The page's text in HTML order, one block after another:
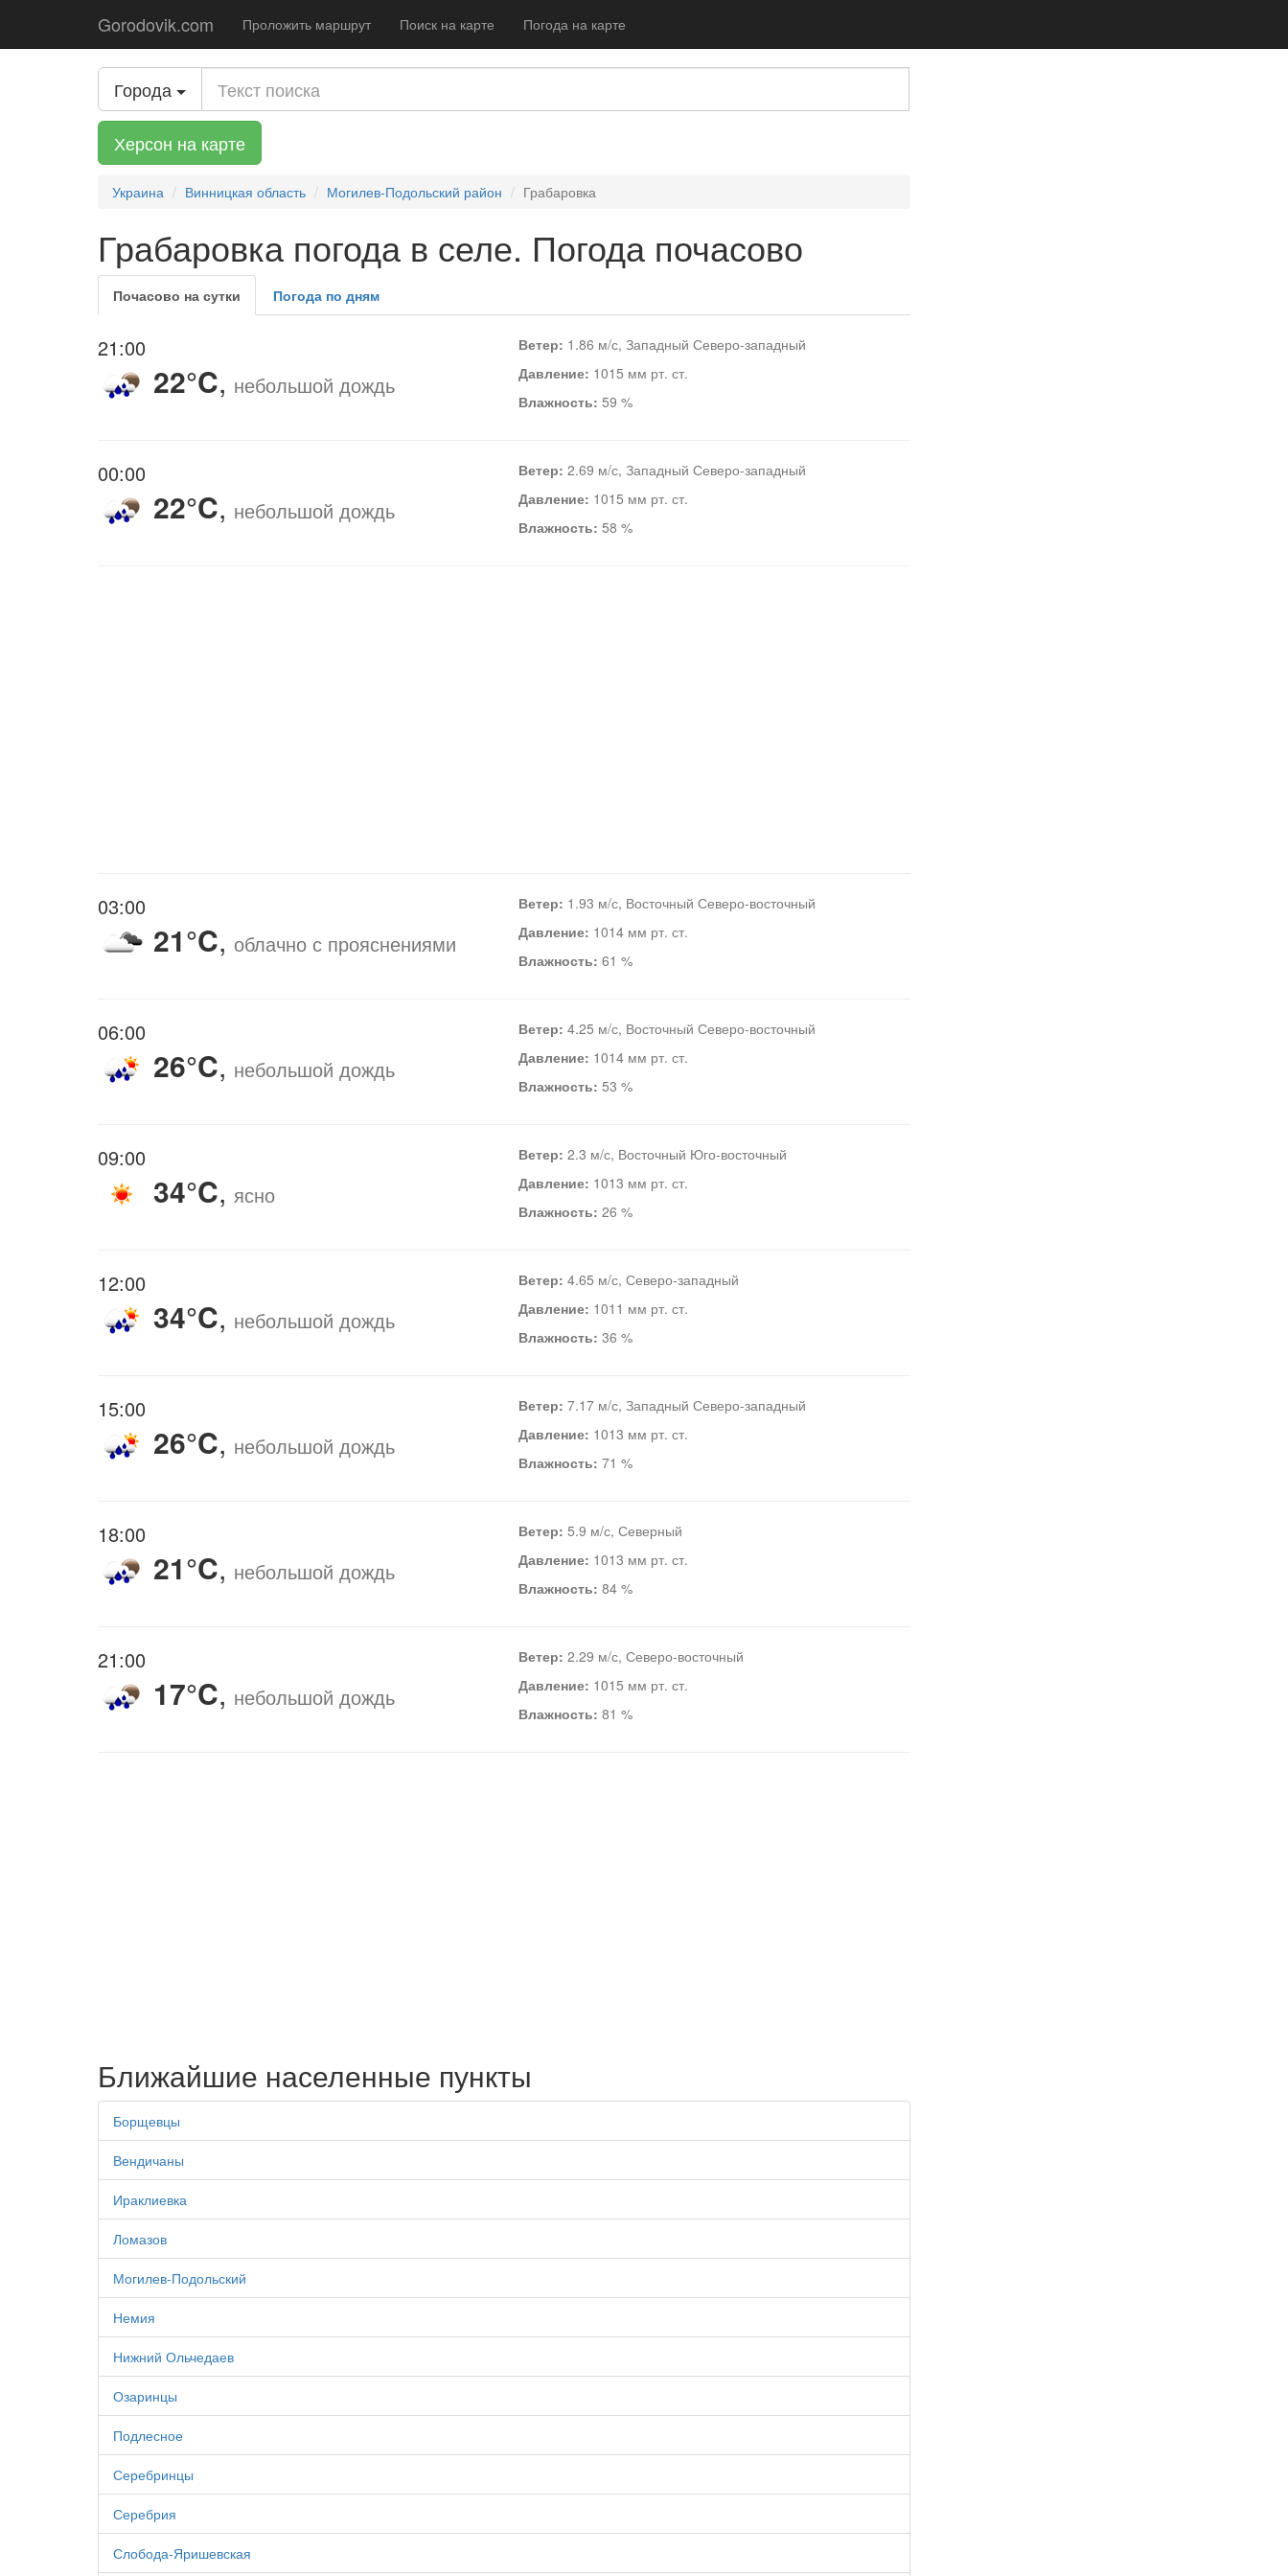
Gorodovik.com Проложить маршрут Поиск на карте Погода на карте
Города
Херсон на карте
Украина Винницкая область Могилев-Подольский район Грабаровка
Грабаровка погода в селе. Погода почасово
Почасово на сутки Погода по дням
21:00
22°C, небольшой дождь
Ветер: 1.86 м/с, Западный Северо-западный
Давление: 1015 мм рт. ст.
Влажность: 59 %
00:00
22°C, небольшой дождь
Ветер: 2.69 м/с, Западный Северо-западный
Давление: 1015 мм рт. ст.
Влажность: 58 %
03:00
21°C, облачно с прояснениями
Ветер: 1.93 м/с, Восточный Северо-восточный
Давление: 1014 мм рт. ст.
Влажность: 61 %
06:00
26°C, небольшой дождь
Ветер: 4.25 м/с, Восточный Северо-восточный
Давление: 1014 мм рт. ст.
Влажность: 53 %
09:00
34°C, ясно
Ветер: 2.3 м/с, Восточный Юго-восточный
Давление: 1013 мм рт. ст.
Влажность: 26 %
12:00
34°C, небольшой дождь
Ветер: 4.65 м/с, Северо-западный
Давление: 1011 мм рт. ст.
Влажность: 36 %
15:00
26°C, небольшой дождь
Ветер: 7.17 м/с, Западный Северо-западный
Давление: 1013 мм рт. ст.
Влажность: 71 %
18:00
21°C, небольшой дождь
Ветер: 5.9 м/с, Северный
Давление: 1013 мм рт. ст.
Влажность: 84 %
21:00
17°C, небольшой дождь
Ветер: 2.29 м/с, Северо-восточный
Давление: 1015 мм рт. ст.
Влажность: 81 %
Ближайшие населенные пункты
Борщевцы
Вендичаны
Ираклиевка
Ломазов
Могилев-Подольский
Немия
Нижний Ольчедаев
Озаринцы
Подлесное
Серебринцы
Серебрия
Слобода-Яришевская